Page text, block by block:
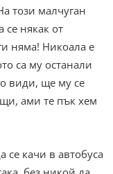
този малчуган
се някак от
няма! Никоала е
са му останали
види, ще му се
ами те пък хем
качи в автобуса